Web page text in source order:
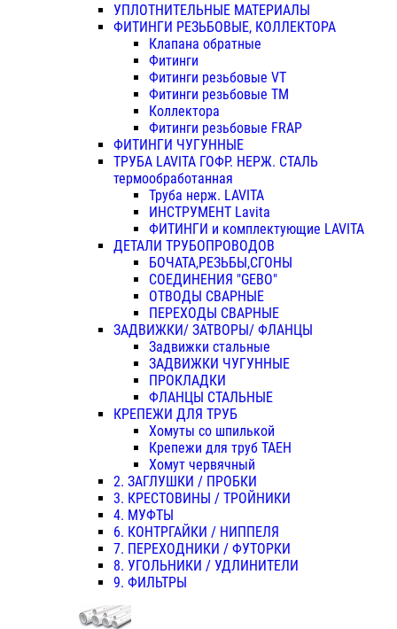
УПЛОТНИТЕЛЬНЫЕ МАТЕРИАЛЫ
ФИТИНГИ РЕЗЬБОВЫЕ, КОЛЛЕКТОРА
Клапана обратные
Фитинги
Фитинги резьбовые VT
Фитинги резьбовые ТМ
Коллектора
Фитинги резьбовые FRAP
ФИТИНГИ ЧУГУННЫЕ
ТРУБА LAVITA ГОФР. НЕРЖ. СТАЛЬ
термообработанная
Труба нерж. LAVITA
ИНСТРУМЕНТ Lavita
ФИТИНГИ и комплектующие LAVITA
ДЕТАЛИ ТРУБОПРОВОДОВ
БОЧАТА,РЕЗЬБЫ,СГОНЫ
СОЕДИНЕНИЯ "GEBO"
ОТВОДЫ СВАРНЫЕ
ПЕРЕХОДЫ СВАРНЫЕ
ЗАДВИЖКИ/ ЗАТВОРЫ/ ФЛАНЦЫ
Задвижки стальные
ЗАДВИЖКИ ЧУГУННЫЕ
ПРОКЛАДКИ
ФЛАНЦЫ СТАЛЬНЫЕ
КРЕПЕЖИ ДЛЯ ТРУБ
Хомуты со шпилькой
Крепежи для труб ТАЕН
Хомут червячный
2. ЗАГЛУШКИ / ПРОБКИ
3. КРЕСТОВИНЫ / ТРОЙНИКИ
4. МУФТЫ
6. КОНТРГАЙКИ / НИППЕЛЯ
7. ПЕРЕХОДНИКИ / ФУТОРКИ
8. УГОЛЬНИКИ / УДЛИНИТЕЛИ
9. ФИЛЬТРЫ